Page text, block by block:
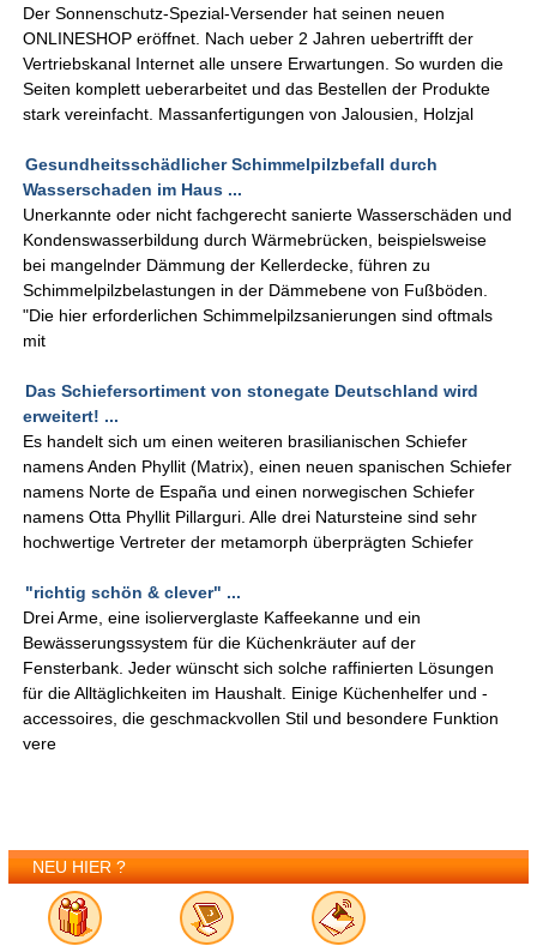
Der Sonnenschutz-Spezial-Versender hat seinen neuen
ONLINESHOP eröffnet. Nach ueber 2 Jahren uebertrifft der
Vertriebskanal Internet alle unsere Erwartungen. So wurden die
Seiten komplett ueberarbeitet und das Bestellen der Produkte
stark vereinfacht. Massanfertigungen von Jalousien, Holzjal
Gesundheitsschädlicher Schimmelpilzbefall durch
Wasserschaden im Haus ...
Unerkannte oder nicht fachgerecht sanierte Wasserschäden und
Kondenswasserbildung durch Wärmebrücken, beispielsweise
bei mangelnder Dämmung der Kellerdecke, führen zu
Schimmelpilzbelastungen in der Dämmebene von Fußböden.
"Die hier erforderlichen Schimmelpilzsanierungen sind oftmals
mit
Das Schiefersortiment von stonegate Deutschland wird
erweitert! ...
Es handelt sich um einen weiteren brasilianischen Schiefer
namens Anden Phyllit (Matrix), einen neuen spanischen Schiefer
namens Norte de España und einen norwegischen Schiefer
namens Otta Phyllit Pillarguri. Alle drei Natursteine sind sehr
hochwertige Vertreter der metamorph überprägten Schiefer
"richtig schön & clever" ...
Drei Arme, eine isolierverglaste Kaffeekanne und ein
Bewässerungssystem für die Küchenkräuter auf der
Fensterbank. Jeder wünscht sich solche raffinierten Lösungen
für die Alltäglichkeiten im Haushalt. Einige Küchenhelfer und -
accessoires, die geschmackvollen Stil und besondere Funktion
vere
NEU HIER ?